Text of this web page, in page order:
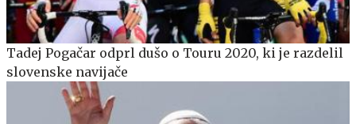
Tadej Pogačar odprl dušo o Touru 2020, ki je razdelil
slovenske navijače